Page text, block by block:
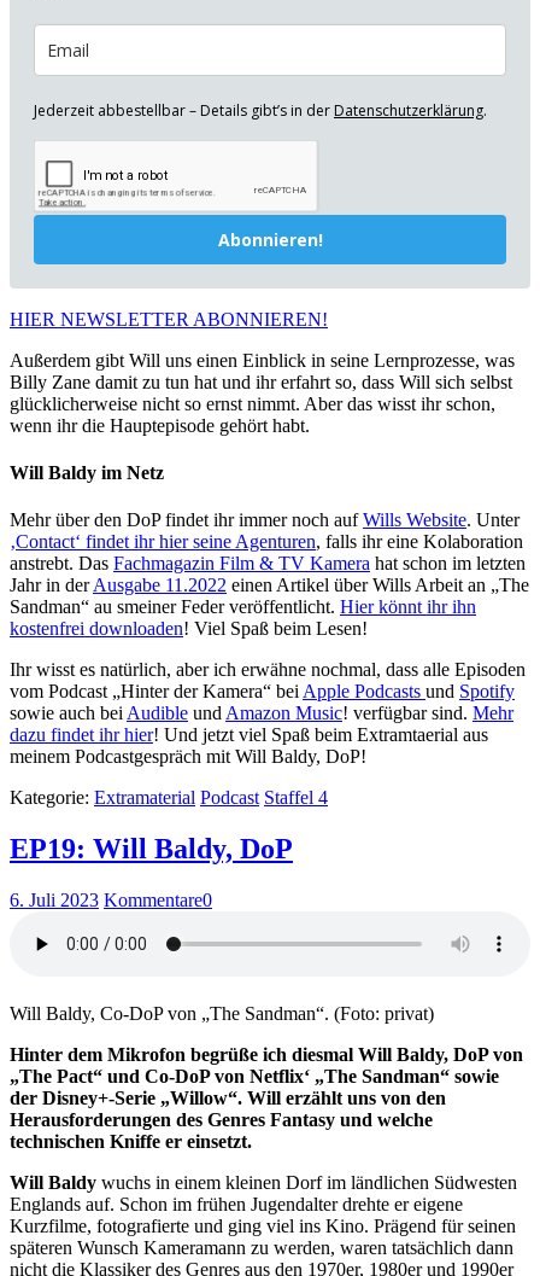
Jederzeit abbestellbar – Details gibt’s in der Datenschutzerklärung.
Abonnieren!
HIER NEWSLETTER ABONNIEREN!
Außerdem gibt Will uns einen Einblick in seine Lernprozesse, was
Billy Zane damit zu tun hat und ihr erfahrt so, dass Will sich selbst
glücklicherweise nicht so ernst nimmt. Aber das wisst ihr schon,
wenn ihr die Hauptepisode gehört habt.
Will Baldy im Netz
Mehr über den DoP findet ihr immer noch aufWills Website. Unter
‚Contact‘ findet ihr hier seine Agenturen, falls ihr eine Kolaboration
anstrebt. Das Fachmagazin Film & TV Kamera hat schon im letzten
Jahr in derAusgabe 11.2022 einen Artikel über Wills Arbeit an „The
Sandman“ au smeiner Feder veröffentlicht. Hier könnt ihr ihn
kostenfrei downloaden! Viel Spaß beim Lesen!
Ihr wisst es natürlich, aber ich erwähne nochmal, dass alle Episoden
vom Podcast „Hinter der Kamera“ bei Apple Podcasts und Spotify
sowie auch bei Audible und Amazon Music! verfügbar sind. Mehr
dazu findet ihr hier! Und jetzt viel Spaß beim Extramtaerial aus
meinem Podcastgespräch mit Will Baldy, DoP!
Kategorie: Extramaterial Podcast Staffel 4
EP19: Will Baldy, DoP
6. Juli 2023 Kommentare0
Will Baldy, Co-DoP von „The Sandman“. (Foto: privat)
Hinter dem Mikrofon begrüße ich diesmal Will Baldy, DoP von
„The Pact“ und Co-DoP von Netflix‘ „The Sandman“ sowie
der Disney+-Serie „Willow“. Will erzählt uns von den
Herausforderungen des Genres Fantasy und welche
technischen Kniffe er einsetzt.
Will Baldy wuchs in einem kleinen Dorf im ländlichen Südwesten
Englands auf. Schon im frühen Jugendalter drehte er eigene
Kurzfilme, fotografierte und ging viel ins Kino. Prägend für seinen
späteren Wunsch Kameramann zu werden, waren tatsächlich dann
nicht die Klassiker des Genres aus den 1970er, 1980er und 1990er